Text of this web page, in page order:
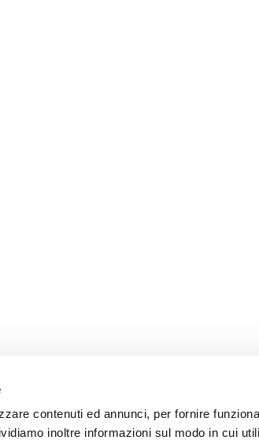
contenuti ed annunci, per fornire
inoltre informazioni sul modo in cui